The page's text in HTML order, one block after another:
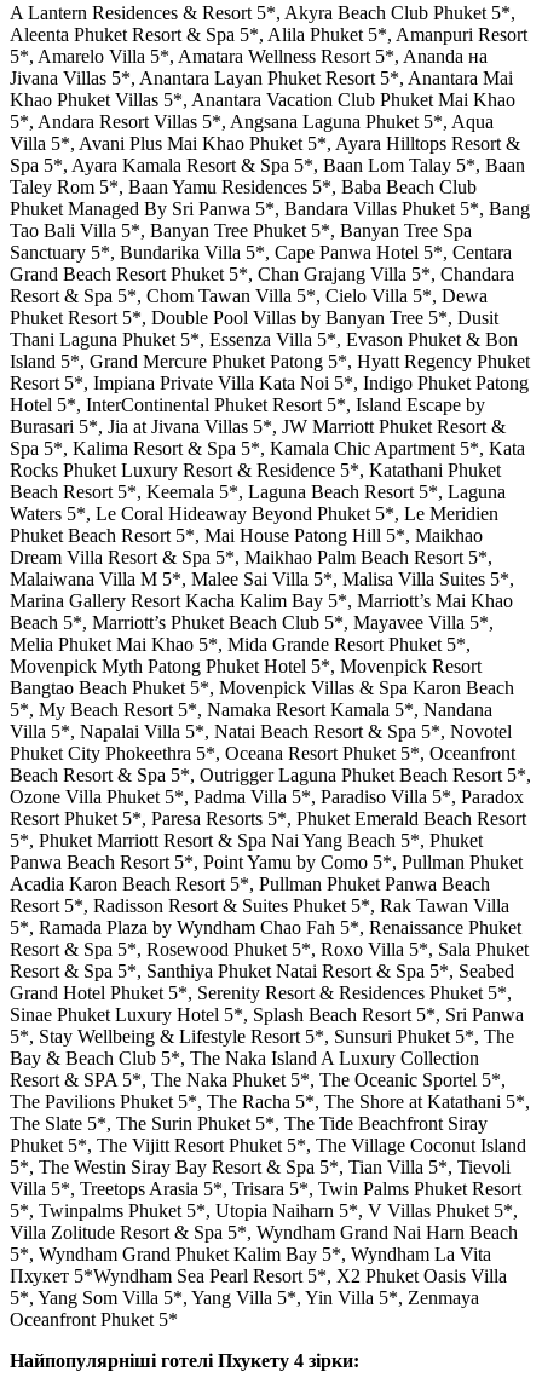
A Lantern Residences & Resort 5*, Akyra Beach Club Phuket 5*,
Aleenta Phuket Resort & Spa 5*, Alila Phuket 5*, Amanpuri Resort
5*, Amarelo Villa 5*, Amatara Wellness Resort 5*, Ananda на
Jivana Villas 5*, Anantara Layan Phuket Resort 5*, Anantara Mai
Khao Phuket Villas 5*, Anantara Vacation Club Phuket Mai Khao
5*, Andara Resort Villas 5*, Angsana Laguna Phuket 5*, Aqua
Villa 5*, Avani Plus Mai Khao Phuket 5*, Ayara Hilltops Resort &
Spa 5*, Ayara Kamala Resort & Spa 5*, Baan Lom Talay 5*, Baan
Taley Rom 5*, Baan Yamu Residences 5*, Baba Beach Club
Phuket Managed By Sri Panwa 5*, Bandara Villas Phuket 5*, Bang
Tao Bali Villa 5*, Banyan Tree Phuket 5*, Banyan Tree Spa
Sanctuary 5*, Bundarika Villa 5*, Cape Panwa Hotel 5*, Centara
Grand Beach Resort Phuket 5*, Chan Grajang Villa 5*, Chandara
Resort & Spa 5*, Chom Tawan Villa 5*, Cielo Villa 5*, Dewa
Phuket Resort 5*, Double Pool Villas by Banyan Tree 5*, Dusit
Thani Laguna Phuket 5*, Essenza Villa 5*, Evason Phuket & Bon
Island 5*, Grand Mercure Phuket Patong 5*, Hyatt Regency Phuket
Resort 5*, Impiana Private Villa Kata Noi 5*, Indigo Phuket Patong
Hotel 5*, InterContinental Phuket Resort 5*, Island Escape by
Burasari 5*, Jia at Jivana Villas 5*, JW Marriott Phuket Resort &
Spa 5*, Kalima Resort & Spa 5*, Kamala Chic Apartment 5*, Kata
Rocks Phuket Luxury Resort & Residence 5*, Katathani Phuket
Beach Resort 5*, Keemala 5*, Laguna Beach Resort 5*, Laguna
Waters 5*, Le Coral Hideaway Beyond Phuket 5*, Le Meridien
Phuket Beach Resort 5*, Mai House Patong Hill 5*, Maikhao
Dream Villa Resort & Spa 5*, Maikhao Palm Beach Resort 5*,
Malaiwana Villa M 5*, Malee Sai Villa 5*, Malisa Villa Suites 5*,
Marina Gallery Resort Kacha Kalim Bay 5*, Marriott’s Mai Khao
Beach 5*, Marriott’s Phuket Beach Club 5*, Mayavee Villa 5*,
Melia Phuket Mai Khao 5*, Mida Grande Resort Phuket 5*,
Movenpick Myth Patong Phuket Hotel 5*, Movenpick Resort
Bangtao Beach Phuket 5*, Movenpick Villas & Spa Karon Beach
5*, My Beach Resort 5*, Namaka Resort Kamala 5*, Nandana
Villa 5*, Napalai Villa 5*, Natai Beach Resort & Spa 5*, Novotel
Phuket City Phokeethra 5*, Oceana Resort Phuket 5*, Oceanfront
Beach Resort & Spa 5*, Outrigger Laguna Phuket Beach Resort 5*,
Ozone Villa Phuket 5*, Padma Villa 5*, Paradiso Villa 5*, Paradox
Resort Phuket 5*, Paresa Resorts 5*, Phuket Emerald Beach Resort
5*, Phuket Marriott Resort & Spa Nai Yang Beach 5*, Phuket
Panwa Beach Resort 5*, Point Yamu by Como 5*, Pullman Phuket
Acadia Karon Beach Resort 5*, Pullman Phuket Panwa Beach
Resort 5*, Radisson Resort & Suites Phuket 5*, Rak Tawan Villa
5*, Ramada Plaza by Wyndham Chao Fah 5*, Renaissance Phuket
Resort & Spa 5*, Rosewood Phuket 5*, Roxo Villa 5*, Sala Phuket
Resort & Spa 5*, Santhiya Phuket Natai Resort & Spa 5*, Seabed
Grand Hotel Phuket 5*, Serenity Resort & Residences Phuket 5*,
Sinae Phuket Luxury Hotel 5*, Splash Beach Resort 5*, Sri Panwa
5*, Stay Wellbeing & Lifestyle Resort 5*, Sunsuri Phuket 5*, The
Bay & Beach Club 5*, The Naka Island A Luxury Collection
Resort & SPA 5*, The Naka Phuket 5*, The Oceanic Sportel 5*,
The Pavilions Phuket 5*, The Racha 5*, The Shore at Katathani 5*,
The Slate 5*, The Surin Phuket 5*, The Tide Beachfront Siray
Phuket 5*, The Vijitt Resort Phuket 5*, The Village Coconut Island
5*, The Westin Siray Bay Resort & Spa 5*, Tian Villa 5*, Tievoli
Villa 5*, Treetops Arasia 5*, Trisara 5*, Twin Palms Phuket Resort
5*, Twinpalms Phuket 5*, Utopia Naiharn 5*, V Villas Phuket 5*,
Villa Zolitude Resort & Spa 5*, Wyndham Grand Nai Harn Beach
5*, Wyndham Grand Phuket Kalim Bay 5*, Wyndham La Vita
Пхукет 5*Wyndham Sea Pearl Resort 5*, X2 Phuket Oasis Villa
5*, Yang Som Villa 5*, Yang Villa 5*, Yin Villa 5*, Zenmaya
Oceanfront Phuket 5*
Найпопулярніші готелі Пхукету 4 зірки: